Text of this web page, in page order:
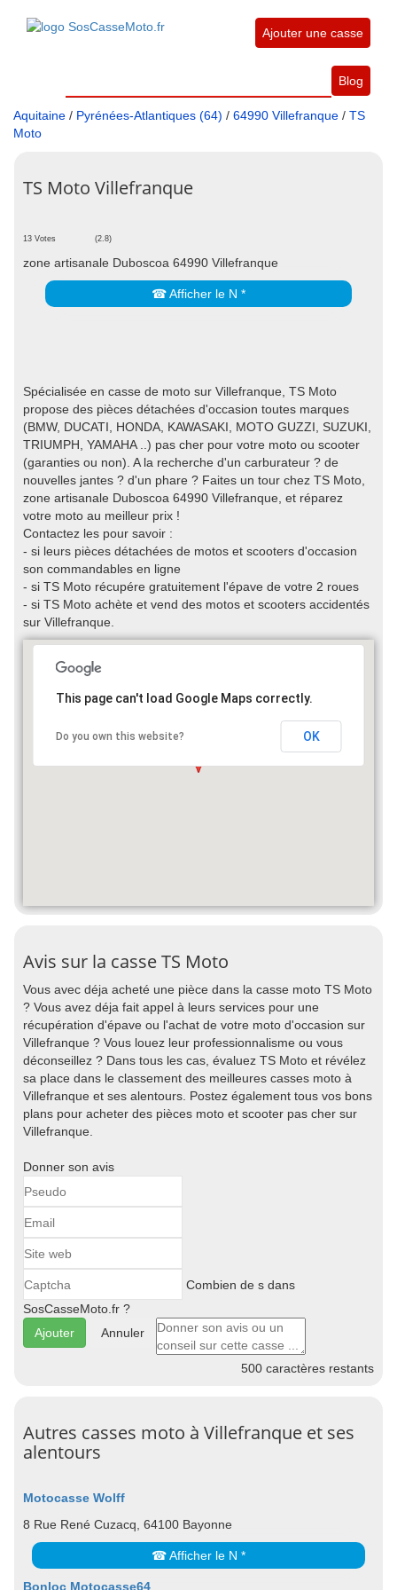
Ajouter une casse
Blog
Aquitaine / Pyrénées-Atlantiques (64) / 64990 Villefranque / TS
Moto
TS Moto Villefranque
13 Votes (2.8)
zone artisanale Duboscoa 64990 Villefranque
☎ Afficher le N *
Spécialisée en casse de moto sur Villefranque, TS Moto
propose des pièces détachées d'occasion toutes marques
(BMW, DUCATI, HONDA, KAWASAKI, MOTO GUZZI, SUZUKI,
TRIUMPH, YAMAHA ..) pas cher pour votre moto ou scooter
(garanties ou non). A la recherche d'un carburateur ? de
nouvelles jantes ? d'un phare ? Faites un tour chez TS Moto,
zone artisanale Duboscoa 64990 Villefranque, et réparez
votre moto au meilleur prix !
Contactez les pour savoir :
- si leurs pièces détachées de motos et scooters d'occasion
son commandables en ligne
- si TS Moto récupére gratuitement l'épave de votre 2 roues
- si TS Moto achète et vend des motos et scooters accidentés
sur Villefranque.
This page can't load Google Maps correctly.
Do you own this website? OK
Avis sur la casse TS Moto
Vous avec déja acheté une pièce dans la casse moto TS Moto
? Vous avez déja fait appel à leurs services pour une
récupération d'épave ou l'achat de votre moto d'occasion sur
Villefranque ? Vous louez leur professionnalisme ou vous
déconseillez ? Dans tous les cas, évaluez TS Moto et révélez
sa place dans le classement des meilleures casses moto à
Villefranque et ses alentours. Postez également tous vos bons
plans pour acheter des pièces moto et scooter pas cher sur
Villefranque.
Donner son avis
Combien de s dans
SosCasseMoto.fr ?
Annuler
500 caractères restants
Autres casses moto à Villefranque et ses
alentours
Motocasse Wolff
8 Rue René Cuzacq, 64100 Bayonne
☎ Afficher le N *
Bonloc Motocasse64